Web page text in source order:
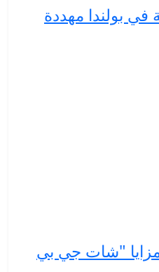
بولندا مهددة
"شات جي بي